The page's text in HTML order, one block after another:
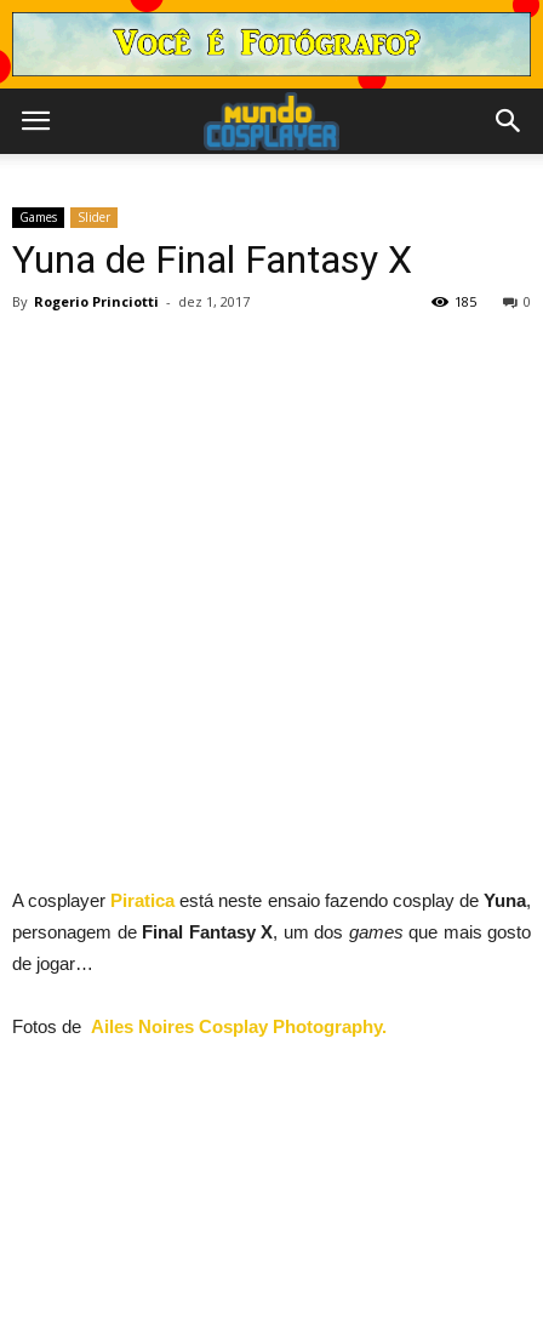
Games Slider
Yuna de Final Fantasy X
By Rogerio Princiotti - dez 1, 2017 0
185
A cosplayer Piraticaestá neste ensaio fazendo cosplay deYuna,
personagem de Final Fantasy X, um dos games que mais gosto
de jogar…
Fotos de Ailes Noires Cosplay Photography.